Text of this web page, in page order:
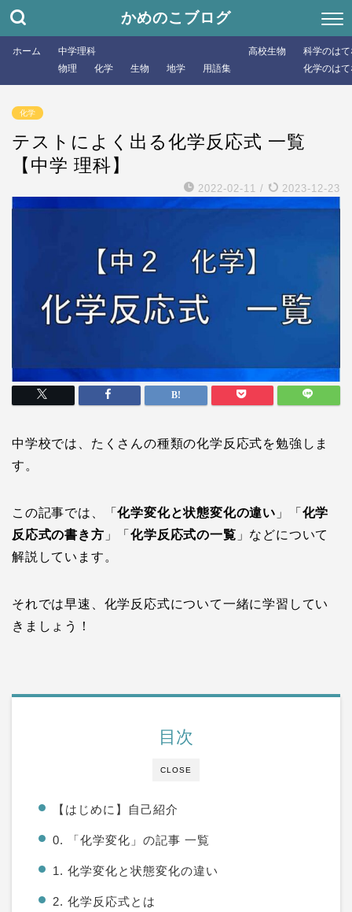
かめのこブログ
ホーム
中学理科
物理
化学 生物 地学 用語集
高校生物
科学のは
化学のは
化学
テストによく出る化学反応式 一覧
【中学 理科】
2022-02-11 / 2023-12-23
中学校では、たくさんの種類の化学反応式を勉強しま
す。
この記事では、「化学変化と状態変化の違い 」「 化学
反応式の書き方 」「化学反応式の一覧 」などについて
解説しています。
それでは早速、化学反応式について一緒に学習してい
きましょう！
CLOSE
目次
【はじめに】自己紹介
0. 「化学変化」の記事 一覧
1. 化学変化と状態変化の違い
2. 化学反応式とは